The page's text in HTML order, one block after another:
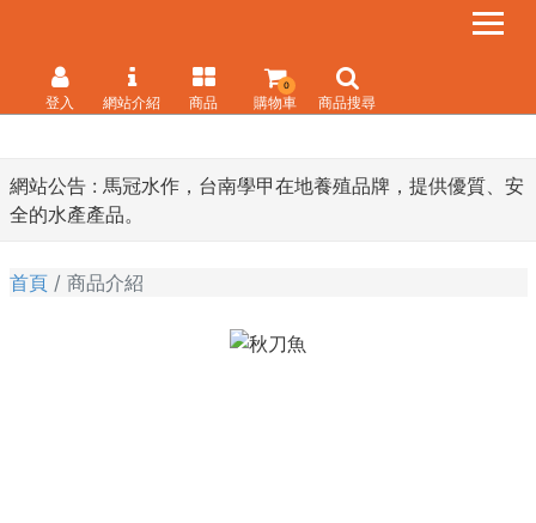
網站公告 : 馬冠水作，台南學甲在地養殖品牌，提供優質、安
全的水產產品。
登入 網站介紹 商品 購物車
0
商品搜尋
首頁 商品介紹